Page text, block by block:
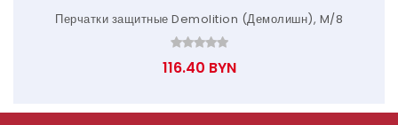
Перчатки защитные Demolition (Демолишн), M/8
116.40 BYN